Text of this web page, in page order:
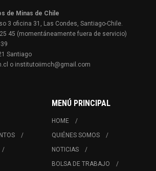
de Minas de Chile
3 oficina 31, Las Condes, Santiago-Chile.
45 (momentáneamente fuera de servicio)
Santiago
o institutoiimch@gmail.com
MENÚ PRINCIPAL
HOME
QUIÉNES SOMOS
NOTICIAS
BOLSA DE TRABAJO